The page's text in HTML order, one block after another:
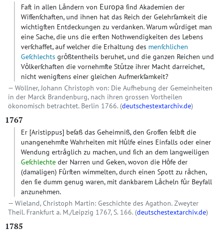
Faſt in allen Laͤndern von Europa ſind Akademien der
Wiſſenſchaften, und ihnen hat das Reich der Gelehrſamkeit die
wichtigſten Entdeckungen zu verdanken. Warum wuͤrdiget man
eine Sache, die uns die erſten Nothwendigkeiten des Lebens
verſchaffet, auf welcher die Erhaltung des menſchlichen
Geſchlechts groͤßtentheils beruhet, und die ganzen Reichen und
Voͤlkerſchaften die vornehmſte Stuͤtze ihrer Macht darreichet,
nicht wenigſtens einer gleichen Aufmerkſamkeit?
Wöllner, Johann Christoph von: Die Aufhebung der Gemeinheiten
in der Marck Brandenburg, nach ihren grossen Vortheilen
ökonomisch betrachtet. Berlin 1766. (deutschestextarchiv.de)
1767
Er [Aristippus] beſaß das Geheimniß, den Groſſen ſelbſt die
unangenehmſte Wahrheiten mit Huͤlfe eines Einfalls oder einer
Wendung ertraͤglich zu machen, und ſich an dem langweiligen
Geſchlechte der Narren und Geken, wovon die Hoͤfe der
(damaligen) Fuͤrſten wimmelten, durch einen Spott zu raͤchen,
den ſie dumm genug waren, mit dankbarem Laͤcheln fuͤr Beyfall
anzunehmen.
Wieland, Christoph Martin: Geschichte des Agathon. Zweyter
Theil. Frankfurt a. M./Leipzig 1767, S. 166. (deutschestextarchiv.de)
1785